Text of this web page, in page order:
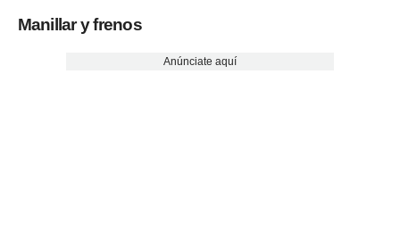
Manillar y frenos
Anúnciate aquí